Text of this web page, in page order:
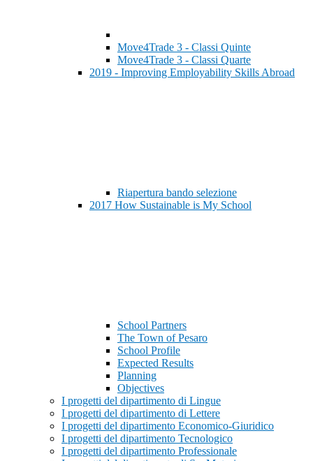
Move4Trade 3 - Classi Quinte
Move4Trade 3 - Classi Quarte
2019 - Improving Employability Skills Abroad
Riapertura bando selezione
2017 How Sustainable is My School
School Partners
The Town of Pesaro
School Profile
Expected Results
Planning
Objectives
I progetti del dipartimento di Lingue
I progetti del dipartimento di Lettere
I progetti del dipartimento Economico-Giuridico
I progetti del dipartimento Tecnologico
I progetti del dipartimento Professionale